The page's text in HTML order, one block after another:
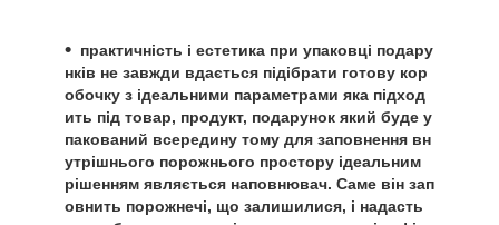
практичність і естетика при упаковці подару
нків не завжди вдається підібрати готову кор
обочку з ідеальними параметрами яка підход
ить під товар, продукт, подарунок який буде у
пакований всередину тому для заповнення вн
утрішнього порожнього простору ідеальним
рішенням являється наповнювач. Саме він зап
овнить порожнечі, що залишилися, і надасть